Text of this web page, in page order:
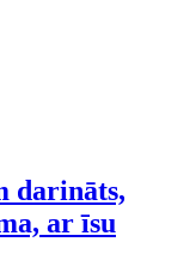
darināts,
ar īsu